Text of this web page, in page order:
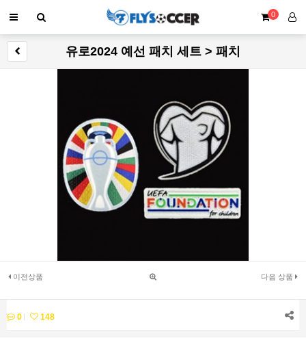
0
유로2024 예선 패치 세트 > 패치
이전상품 다음 상품
0 148